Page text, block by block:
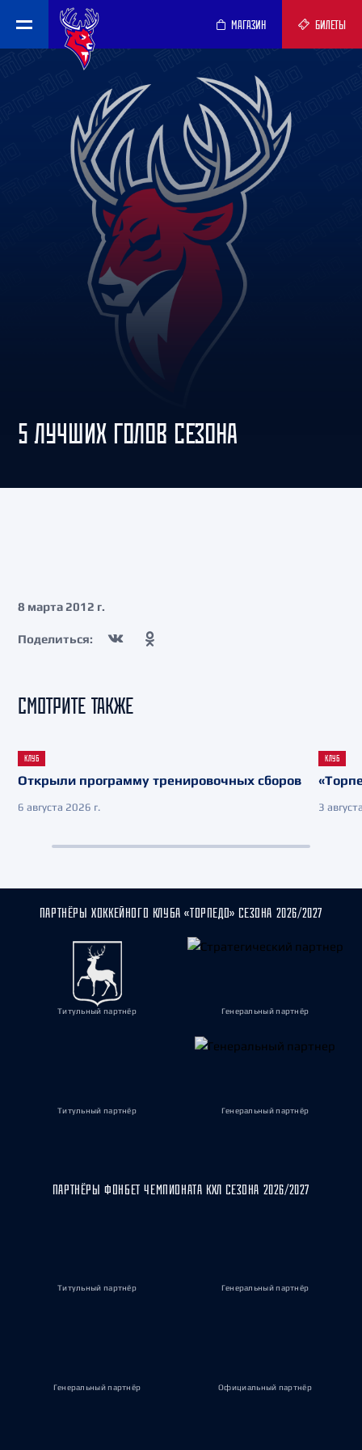
МАГАЗИН БИЛЕТЫ
5 ЛУЧШИХ ГОЛОВ СЕЗОНА
8 марта 2012 г.
Поделиться:
СМОТРИТЕ ТАКЖЕ
КЛУБ
Открыли программу тренировочных сборов
6 августа 2026 г.
КЛУБ
3
ПАРТНЁРЫ ХОККЕЙНОГО КЛУБА «ТОРПЕДО» СЕЗОНА 2026/2027
Титульный партнёр Генеральный партнёр
Титульный партнёр Генеральный партнёр
ПАРТНЁРЫ ФОНБЕТ ЧЕМПИОНАТА КХЛ СЕЗОНА 2026/2027
Титульный партнёр Генеральный партнёр
Генеральный партнёр Официальный партнёр